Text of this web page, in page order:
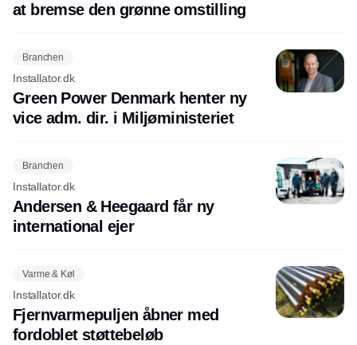
at bremse den grønne omstilling
Branchen
Installator.dk
Green Power Denmark henter ny
vice adm. dir. i Miljøministeriet
Branchen
Installator.dk
Andersen & Heegaard får ny
international ejer
Varme & Køl
Installator.dk
Fjernvarmepuljen åbner med
fordoblet støttebeløb